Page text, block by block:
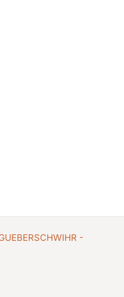
-